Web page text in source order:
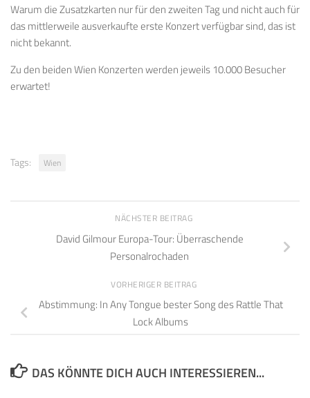
Warum die Zusatzkarten nur für den zweiten Tag und nicht auch für
das mittlerweile ausverkaufte erste Konzert verfügbar sind, das ist
nicht bekannt.
Zu den beiden Wien Konzerten werden jeweils 10.000 Besucher
erwartet!
Tags: Wien
NÄCHSTER BEITRAG
David Gilmour Europa-Tour: Überraschende
Personalrochaden
VORHERIGER BEITRAG
Abstimmung: In Any Tongue bester Song des Rattle That
Lock Albums
DAS KÖNNTE DICH AUCH INTERESSIEREN...